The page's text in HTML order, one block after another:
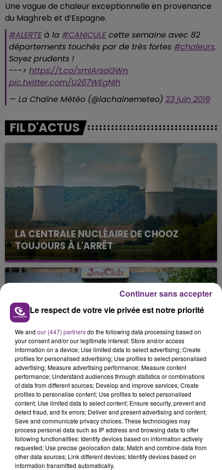
Une vague de chaleur exceptionnelle en provenance
du Maghreb et d’Espagne.
#ALERTEà la #CANICULEcette semaine avec 82
départements touchés par de très fortes #chaleurs.
Soyez prudents !
---> https://t.co/smIArsaGWn
pic.twitter.com/U267WEgNIh
— La Chaîne Météo (@lachainemeteo) 23 juin 2019
FIL D'ACTUS
LA CENTRALE NUCLÉAIRE DE CHOOZ
TOUJOURS À L'ARRÊT
Cela fait déjà une semaine que la centrale
nucléaire ardennaise est à l'arrêt. Une situation
justifiée par la sécheresse intense qui est toujours
LE MAGASIN JOUÉCLUB DE REIMS FERME
SES PORTES
C'était l'une des institutions du centre-ville
rémois. Le magasin JouéClub est contraint de
fermer ses portes.
TITRES DIFFUSÉS
19h38
19h38
Le respect de votre vie privée est notre priorité
We and our (447) partnersdo the following data processing based on
your consent and/or our legitimate interest: Store and/or access
information on a device; Use limited data to select advertising; Create
profiles for personalised advertising; Use profiles to select personalised
advertising; Measure advertising performance; Measure content
performance; Understand audiences through statistics or combinations
of data from different sources; Develop and improve services; Create
profiles to personalise content; Use profiles to select personalised
content; Use limited data to select content; Ensure security, prevent and
detect fraud, and fix errors; Deliver and present advertising and content;
Save and communicate privacy choices. These technologies may
process personal data such as IP address and browsing data to offer
following functionalities: Identify devices based on information actively
requested; Use precise geolocation data; Match and combine data from
other data sources; Link different devices; Identify devices based on
information transmitted automatically.
Continuer sans accepter